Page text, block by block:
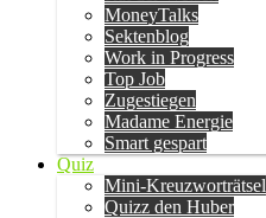
MoneyTalks
Sektenblog
Work in Progress
Top Job
Zugestiegen
Madame Energie
Smart gespart
Quiz
Mini-Kreuzworträtsel
Quizz den Huber